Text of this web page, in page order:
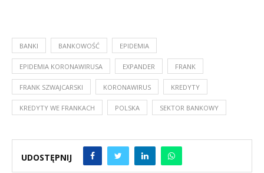
BANKI BANKOWOŚĆ EPIDEMIA
EPIDEMIA KORONAWIRUSA EXPANDER FRANK
FRANK SZWAJCARSKI KORONAWIRUS KREDYTY
KREDYTY WE FRANKACH POLSKA SEKTOR BANKOWY
UDOSTĘPNIJ